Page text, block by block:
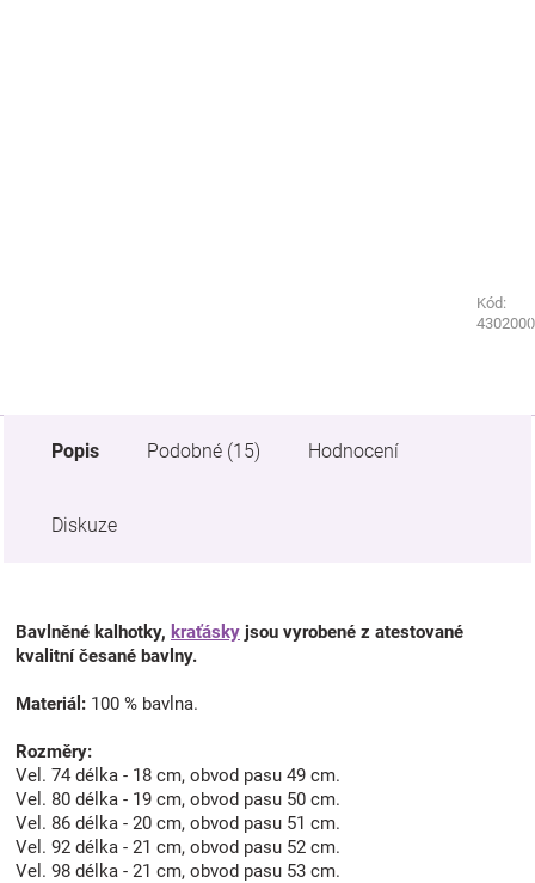
Kód:
Kód:
Popis Podobné (15) Hodnocení
Diskuze
Bavlněné kalhotky, kraťásky jsou vyrobené z atestované
kvalitní česané bavlny.
Materiál: 100 % bavlna.
Rozměry:
Vel. 74 délka - 18 cm, obvod pasu 49 cm.
Vel. 80 délka - 19 cm, obvod pasu 50 cm.
Vel. 86 délka - 20 cm, obvod pasu 51 cm.
Vel. 92 délka - 21 cm, obvod pasu 52 cm.
Vel. 98 délka - 21 cm, obvod pasu 53 cm.